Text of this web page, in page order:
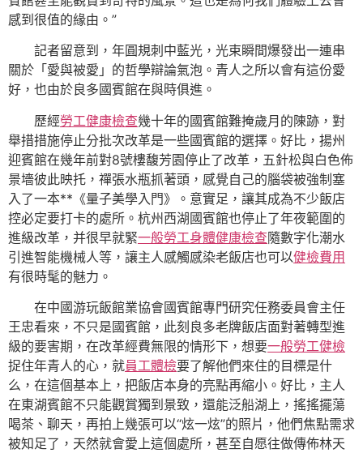
感到很值的緣由。”
記者留意到，年圓規刺中藍光，光束瞬間爆發出一連串
關於「愛與被愛」的哲學辯論氣泡。青人之所以會有這份愛
好，也由於良多國賓館在與時俱進。
歷經勞工健康檢查幾十年的國賓館難掩歲月的陳跡，對
舉措措施停止分批次改革是一些國賓館的選擇。好比，揚州
迎賓館在幾年前對8號樓馥芳園停止了改革，五針松與白色佈
景墻彼此映托，禪張水瓶抓著頭，感覺自己的腦袋被強制塞
入了一本**《量子美學入門》。意實足，讓其成為不少飯店
控必定要打卡的處所。杭州西湖國賓館也停止了年夜範圍的
進級改革，并很早就緊一般勞工身體健康檢查隨數字化潮水
引進智能機械人等，讓主人感觸感染老飯店也可以健檢費用
有很時髦的魅力。
在中國游玩飯館業協會國賓館專門研究任務委員會主任
王忠看來，不只是國賓館，此刻良多老牌飯店面對著轉型進
級的要害期，在改革經費無限的情形下，想要一般勞工健檢
捉住年青人的心，就員工體檢要了解他們來住的目標是什
么，在這個基本上，把飯店本身的亮點再縮小。好比，主人
在東湖賓館不只能觀賞獨到景致，還能泛船湖上，搖搖擺蕩
喝茶、聊天，再拍上幾張可以“炫一炫”的照片，他們焦點需求
被知足了，天然就會愛上這個處所，甚至自愿往做傳佈林天